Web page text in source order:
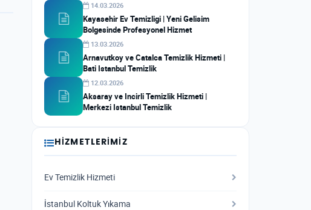
14.03.2026
Kayasehir Ev Temizligi | Yeni Gelisim
Bolgesinde Profesyonel Hizmet
13.03.2026
Arnavutkoy ve Catalca Temizlik Hizmeti |
Bati Istanbul Temizlik
12.03.2026
Aksaray ve Incirli Temizlik Hizmeti |
Merkezi Istanbul Temizlik
HIZMETLERIMIZ
Ev Temizlik Hizmeti
İstanbul Koltuk Yıkama